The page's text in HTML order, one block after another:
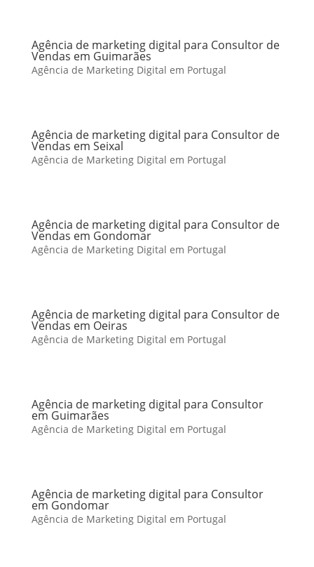
Agência de marketing digital para Consultor de
Vendas em Guimarães
Agência de Marketing Digital em Portugal
Agência de marketing digital para Consultor de
Vendas em Seixal
Agência de Marketing Digital em Portugal
Agência de marketing digital para Consultor de
Vendas em Gondomar
Agência de Marketing Digital em Portugal
Agência de marketing digital para Consultor de
Vendas em Oeiras
Agência de Marketing Digital em Portugal
Agência de marketing digital para Consultor
em Guimarães
Agência de Marketing Digital em Portugal
Agência de marketing digital para Consultor
em Gondomar
Agência de Marketing Digital em Portugal